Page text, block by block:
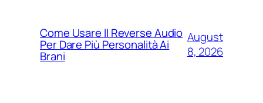
Come Usare Il Reverse Audio
Per Dare Più Personalità Ai
Brani
August
8, 2026